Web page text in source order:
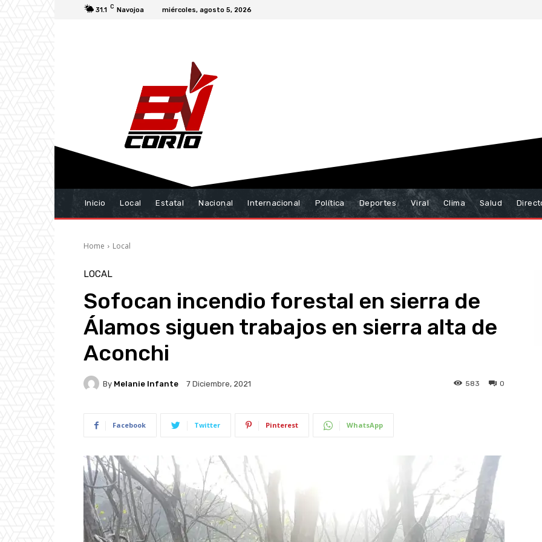
31.1 C Navojoa miércoles, agosto 5, 2026
Inicio Local Estatal Nacional Internacional Política Deportes Viral Clima Salud
Home Local
LOCAL
Sofocan incendio forestal en sierra de
Álamos siguen trabajos en sierra alta de
Aconchi
By Melanie Infante 7 Diciembre, 2021 0
583
Facebook Twitter Pinterest WhatsApp